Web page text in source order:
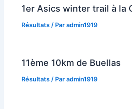
1er Asics winter trail à la
Résultats / Paradmin1919
11ème 10km de Buellas
Résultats / Paradmin1919